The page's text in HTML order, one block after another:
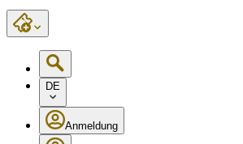
DE
Anmeldung